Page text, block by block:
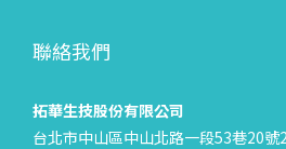
聯絡我們
拓華生技股份有限公司
台北市中山區中山北路一段53巷20號